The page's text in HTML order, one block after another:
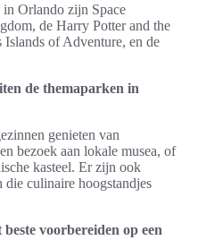
in Orlando zijn Space
de Harry Potter and the
Islands of Adventure, en de
de themaparken in
genieten van
bezoek aan lokale musea, of
kasteel. Er zijn ook
die culinaire hoogstandjes
voorbereiden op een